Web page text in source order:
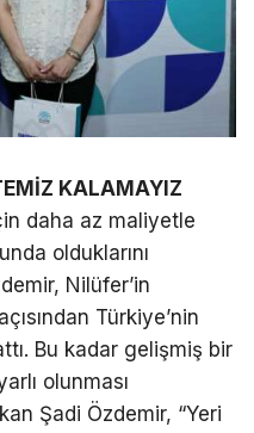
KALAMAYIZ
daha az maliyetle
olduklarını
Nilüfer’in
Türkiye’nin
Bu kadar gelişmiş bir
olunması
Şadi Özdemir, “Yeri